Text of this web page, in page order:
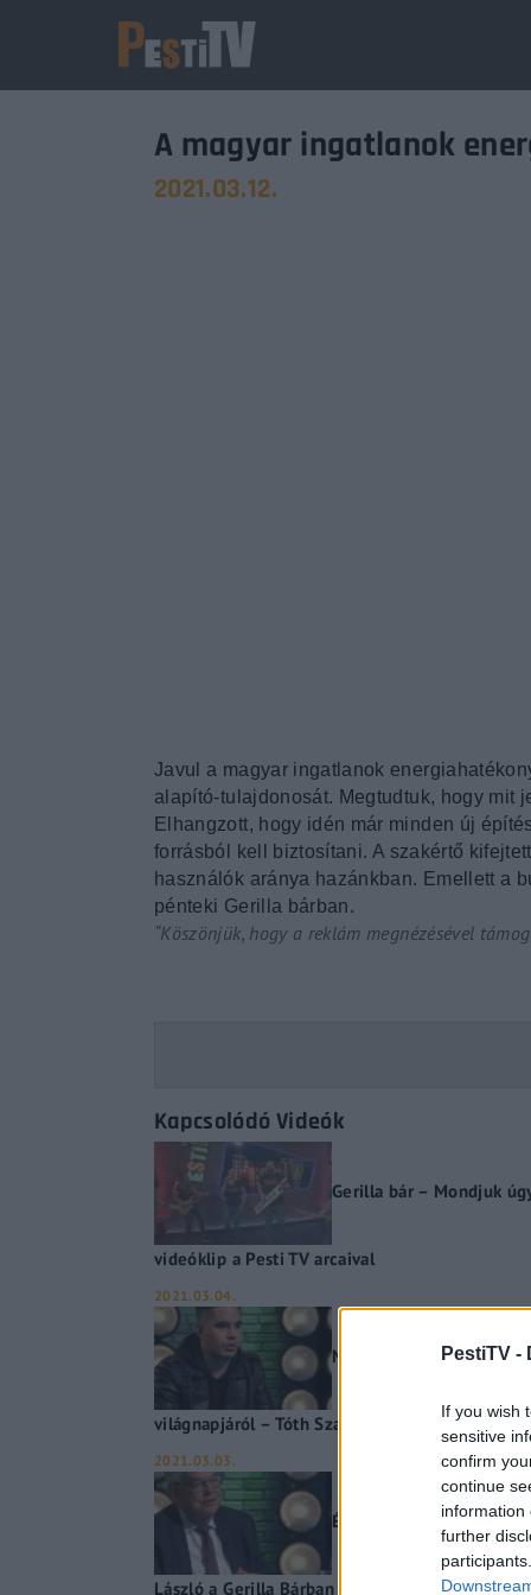
PestiTV -
If you wish
sensitive
confirm
continue
information
further
A magyar ingatlanok
2021.03.12.
Javul a magyar ingatlanok
alapító-tulajdonosát. Megtudtuk, hogy mit
Elhangzott, hogy idén már minden új
forrásból kell biztosítani. A szakértő
használók aránya hazánkban. Emellett a
pénteki Gerilla bárban.
“Köszönjük, hogy a reklám megnézésével
Kapcsolódó Videók
Gerilla bár – Mondjuk
videóklip a Pesti TV arcaival
2021.03.04.
Megjelent Ya Ou
világnapjáról – Tóth Szabi a Gerilla bárban
2021.03.03.
Édesapja nyomdokaiba
László a Gerilla Bárban